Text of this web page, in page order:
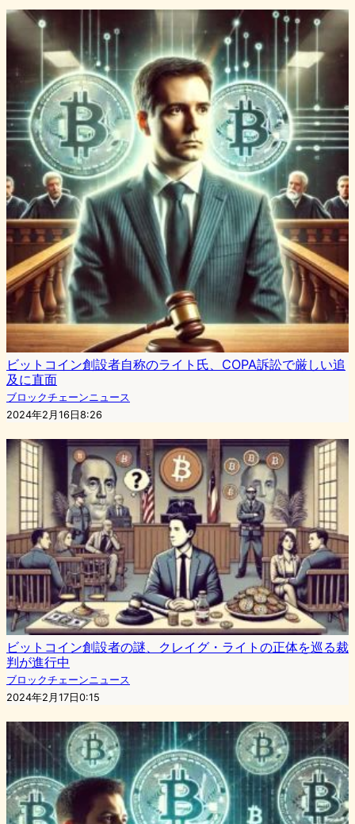
ビットコイン創設者自称のライト氏、COPA訴訟で厳しい追
及に直面
ブロックチェーンニュース
2024年2月16日8:26
ビットコイン創設者の謎、クレイグ・ライトの正体を巡る裁
判が進行中
ブロックチェーンニュース
2024年2月17日0:15